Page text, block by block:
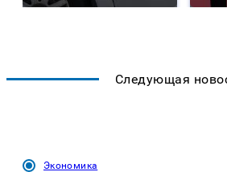
Следующая
Экономика